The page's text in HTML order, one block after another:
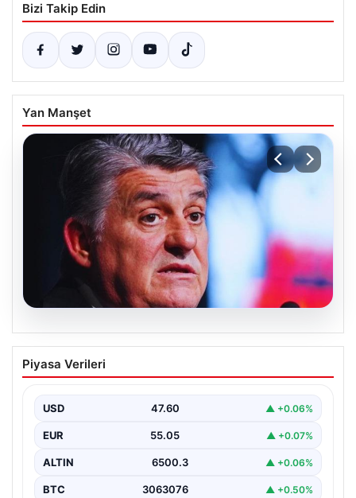
Bizi Takip Edin
Yan Manşet
05.08.2026
Serdal Adalı’dan Mohamed Salah
Açıklaması! ‘Biz İstemedik, İstesek
Beşiktaş Başkanı Serdal Adalı, futbol dünyasında sıkça
önemli…
Piyasa Verileri
USD 47.60 ▲ +0.06%
EUR 55.05 ▲ +0.07%
ALTIN 6500.3 ▲ +0.06%
BTC 3063076 ▲ +0.50%